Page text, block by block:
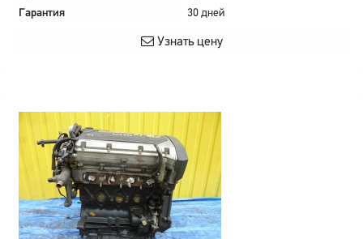
Гарантия
30 дней
Узнать цену